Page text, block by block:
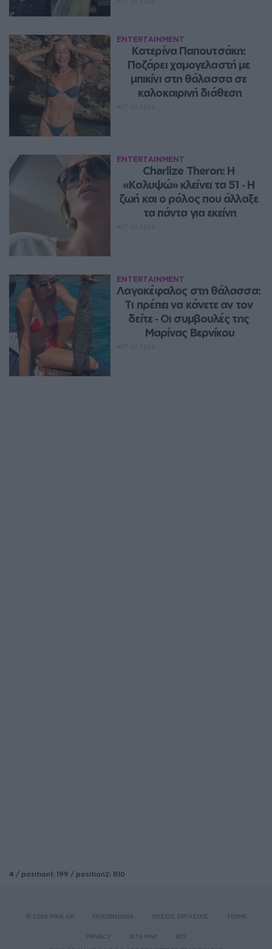
ENTERTAINMENT
Κατερίνα Παπουτσάκη:
Ποζάρει χαμογελαστή με
μπικίνι στη θάλασσα σε
καλοκαιρινή διάθεση
ENTERTAINMENT
Charlize Theron: Η
«Καλυψώ» κλείνει τα 51 ‑ H
ζωή και ο ρόλος που άλλαξε
τα πάντα για εκείνη
ENTERTAINMENT
Λαγοκέφαλος στη θάλασσα:
Τι πρέπει να κάνετε αν τον
δείτε ‑ Οι συμβουλές της
Μαρίνας Βερνίκου
4 / position1: 199 / position2: 810
© 2026 PINK.GR ΕΠΙΚΟΙΝΩΝΙΑ ΘΕΣΕΙΣ ΕΡΓΑΣΙΑΣ TERMS
PRIVACY SITE MAP
RSS